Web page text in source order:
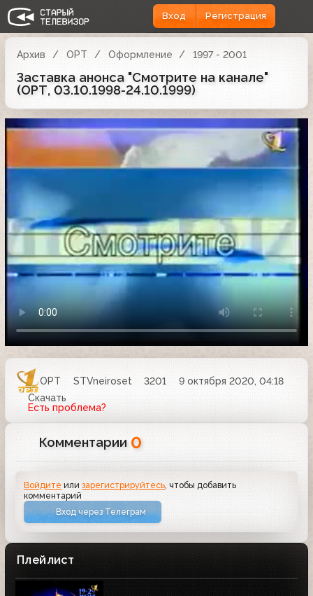
Вход Регистрация
Архив ОРТ Оформление 1997 - 2001
Заставка анонса "Смотрите на канале"
(ОРТ, 03.10.1998-24.10.1999)
ОРТ STVneiroset 3201
9 октября 2020, 04:18
Скачать
Есть проблема?
Комментарии 0
Войдите илизарегистрируйтесь, чтобы добавить
комментарий
Вход через Телеграм
Плейлист